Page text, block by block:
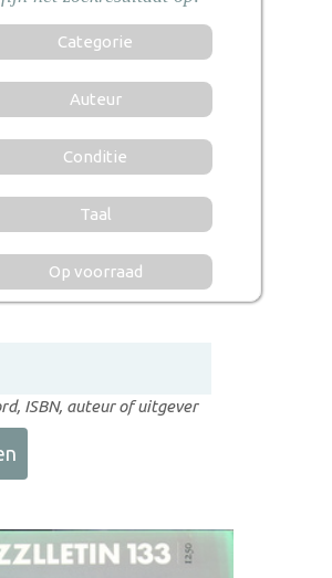
Categorie
Auteur
Conditie
Taal
Op voorraad
ISBN, auteur of uitgever